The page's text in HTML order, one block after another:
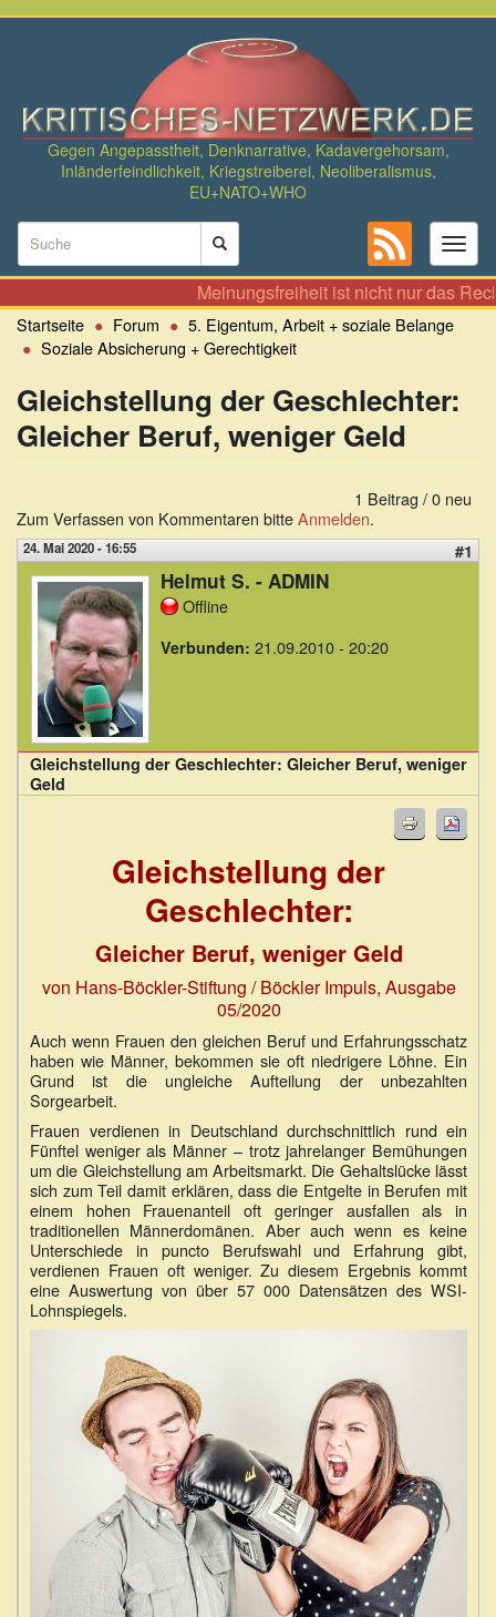
Direkt
Gegen Angepasstheit, Denknarrative, Kadavergehorsam,
Inländerfeindlichkeit, Kriegstreiberei, Neoliberalismus,
EU+NATO+WHO
Suchformular
Suche
Meinungsfreiheit ist nicht nur das
Startseite Forum
5. Eigentum, Arbeit + soziale Belange
Soziale Absicherung + Gerechtigkeit
Gleichstellung der Geschlechter:
Gleicher Beruf, weniger Geld
1 Beitrag / 0 neu
Zum Verfassen von Kommentaren bitteAnmelden.
24. Mai 2020 - 16:55 #1
Helmut S. - ADMIN
Offline
Verbunden: 21.09.2010 - 20:20
Gleichstellung der Geschlechter: Gleicher Beruf, weniger
Geld
Gleichstellung der
Geschlechter:
Gleicher Beruf, weniger Geld
von Hans-Böckler-Stiftung / Böckler Impuls, Ausgabe
05/2020
Auch wenn Frauen den gleichen Beruf und Erfahrungsschatz
haben wie Männer, bekommen sie oft niedrigere Löhne. Ein
Grund ist die ungleiche Aufteilung der unbezahlten
Sorgearbeit.
Frauen verdienen in Deutschland durchschnittlich rund ein
Fünftel weniger als Männer – trotz jahrelanger Bemühungen
um die Gleichstellung am Arbeitsmarkt. Die Gehalts­lücke lässt
sich zum Teil damit erklären, dass die Entgelte in Berufen mit
einem hohen Frauenanteil oft geringer ausfallen als in
traditionellen Männerdomänen. Aber auch wenn es keine
Unterschiede in puncto Berufswahl und Erfahrung gibt,
verdienen Frauen oft weniger. Zu diesem Ergebnis kommt
eine Auswertung von über 57 000 Datensätzen des WSI-
Lohnspiegels.